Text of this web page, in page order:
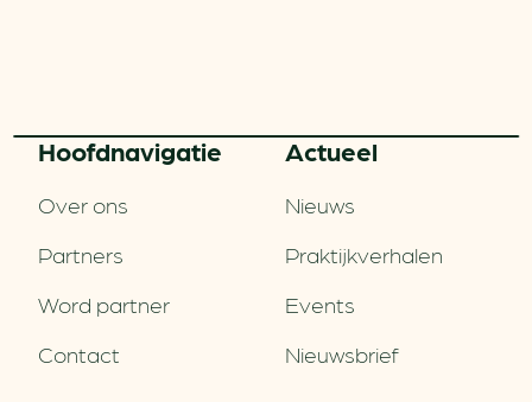
Hoofd­navigatie
Over ons
Partners
Word partner
Contact
Actueel
Nieuws
Praktijkverhalen
Events
Nieuwsbrief